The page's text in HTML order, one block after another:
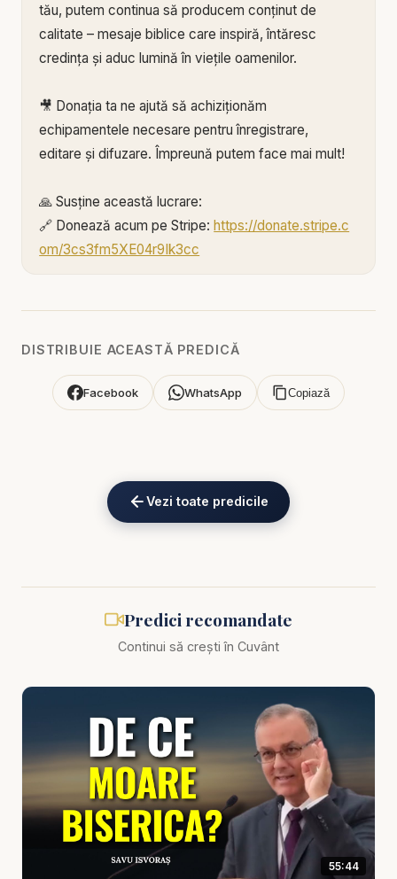
tău, putem continua să producem conținut de
calitate – mesaje biblice care inspiră, întăresc
credința și aduc lumină în viețile oamenilor.
🎥 Donația ta ne ajută să achiziționăm
echipamentele necesare pentru înregistrare,
editare și difuzare. Împreună putem face mai mult!
🙏 Susține această lucrare:
🔗 Donează acum pe Stripe:https://donate.stripe.c
om/3cs3fm5XE04r9Ik3cc
Mulțumim din inimă pentru că faci parte din
eKV82sp3xNBFw/join
Pastor Savu Isvoraș - Misiunea creativă a robului
bun și credincios - predici creștine
credincioși. Și una dintre cele mai mari tragedii
spirituale nu este lipsa de resurse, ci îngroparea
darurilor: să trăiești ani de zile cu potențial
nefolosit, cu timp risipit și cu o chemare lăsată pe
„mai târziu”. În această predică profundă și
motivatoare, „Misiunea creativă a robului bun și
credincios”, Savu Isvoraș aduce în prim-plan o
lecție biblică esențială: Dumnezeu a pus în fiecare
DISTRIBUIE ACEASTĂ PREDICĂ
Facebook WhatsApp Copiază
Vezi toate predicile
Predici recomandate
Continui să crești în Cuvânt
55:44